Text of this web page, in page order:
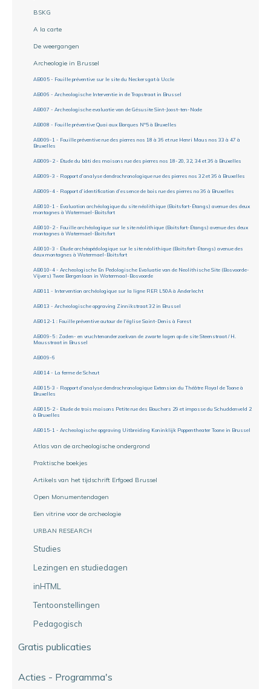
BSKG
A la carte
De weergangen
Archeologie in Brussel
AB005 - Fouille préventive sur le site du Neckersgat à Uccle
AB006 - Archeologische Interventie in de Trapstraat in Brussel
AB007 - Archeologische evaluatie van de Gésusite Sint-Joost-ten-Node
AB008 - Fouille préventive Quai aux Barques N°5 à Bruxelles
AB009-1 - Fouille préventive rue des pierres nos 18 à 36 et rue Henri Maus nos 33 à 47 à
Bruxelles
AB009-2 - Étude du bâti des maisons rue des pierres nos 18-20, 32, 34 et 36 à Bruxelles
AB009-3 - Rapport d’analyse dendrochronologique rue des pierres nos 32 et 36 à Bruxelles
AB009-4 - Rapport d’identification d’essence de bois rue des pierres no 36 à Bruxelles
AB010-1 - Évaluation archéologique du site néolithique (Boitsfort-Étangs) avenue des deux
montagnes à Watermael-Boitsfort
AB010-2 - Fouille archéologique sur le site néolithique (Boitsfort-Étangs) avenue des deux
montagnes à Watermael-Boitsfort
AB010-3 - Étude archéopédologique sur le site néolithique (Boitsfort-Étangs) avenue des
deux montagnes à Watermael-Boitsfort
AB010-4 - Archeologische En Pedologische Evaluatie van de Neolithische Site (Bosvoorde-
Vijvers) Twee Bergenlaan in Watermaal-Bosvoorde
AB011 - Intervention archéologique sur la ligne RER L50A à Anderlecht
AB013 - Archeologische opgraving Zinnikstraat 32 in Brussel
AB012-1 : Fouille préventive autour de l'église Saint-Denis à Forest
AB009-5 : Zaden- en vruchtenonderzoekvan de zwarte lagen op de site Steenstraat / H.
Mausstraat in Brussel
AB009-6
AB014 - La ferme de Scheut
AB015-3 - Rapport d'analyse dendrochronologique Extension du Théâtre Royal de Toone à
Bruxelles
AB015-2 - Etude de trois maisons Petite rue des Bouchers 29 et impasse du Schuddenveld 2
à Bruxelles
AB015-1 - Archeologische opgraving Uitbreiding Koninklijk Poppentheater Toone in Brussel
Atlas van de archeologische ondergrond
Praktische boekjes
Artikels van het tijdschrift Erfgoed Brussel
Open Monumentendagen
Een vitrine voor de archeologie
URBAN RESEARCH
Studies
Lezingen en studiedagen
inHTML
Tentoonstellingen
Pedagogisch
Gratis publicaties
Acties - Programma's